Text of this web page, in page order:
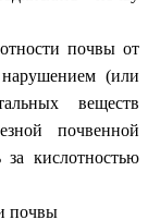
почвы от
(или
веществ
почвенной
кислотностью
почвы